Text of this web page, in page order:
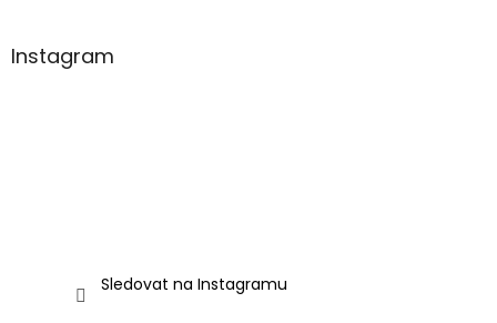
aInstagram
Sledovat na Instagramu